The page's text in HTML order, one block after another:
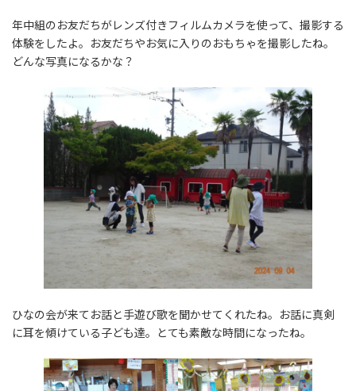
年中組のお友だちがレンズ付きフィルムカメラを使って、撮影する
体験をしたよ。お友だちやお気に入りのおもちゃを撮影したね。
どんな写真になるかな？
ひなの会が来てお話と手遊び歌を聞かせてくれたね。お話に真剣
に耳を傾けている子ども達。とても素敵な時間になったね。